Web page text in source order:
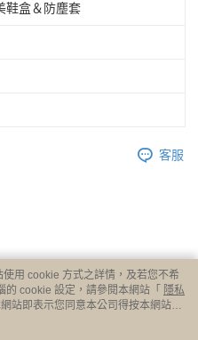
鞋盒＆防塵套
客服
用 cookie 方式之詳情，及若您不希
cookie 設定，請參閱本網站「 隱私
站即表示您同意本公司得按本網站使